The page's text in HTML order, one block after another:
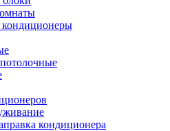
кондиционера